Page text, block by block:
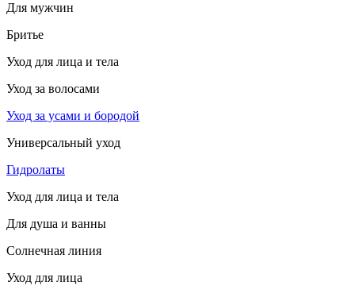
Для мужчин
Бритье
Уход для лица и тела
Уход за волосами
Уход за усами и бородой
Универсальный уход
Гидролаты
Уход для лица и тела
Для душа и ванны
Солнечная линия
Уход для лица